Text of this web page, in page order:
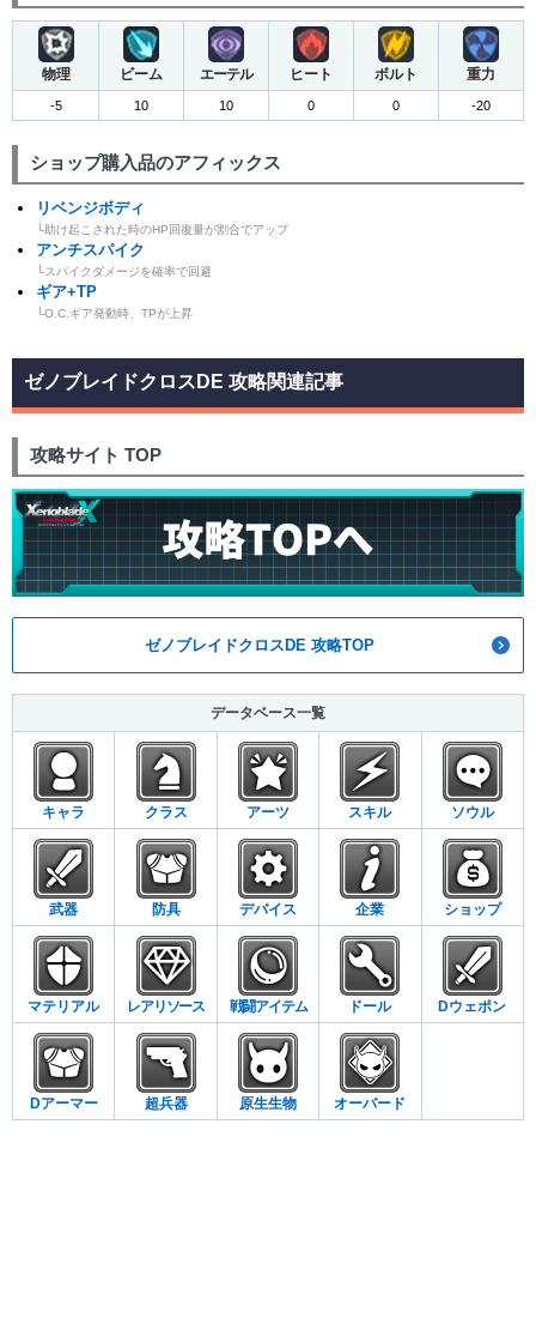
物理 ビーム エーテル ヒート ボルト 重力
-5 10 10 0 0 -20
ショップ購入品のアフィックス
リベンジボディ
└助け起こされた時のHP回復量が割合でアップ
アンチスパイク
└スパイクダメージを確率で回避
ギア+TP
└O.C.ギア発動時、TPが上昇
ゼノブレイドクロスDE 攻略関連記事
攻略サイト TOP
ゼノブレイドクロスDE 攻略TOP
データベース一覧
キャラ クラス アーツ スキル ソウル
武器 防具 デバイス 企業 ショップ
マテリアル レアリソース 戦闘アイテム ドール Dウェポン
Dアーマー 超兵器 原生生物 オーバード